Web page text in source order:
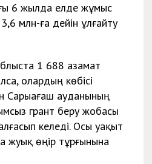
6 жылда елде жұмыс
млн-ға дейін ұлғайту
1 688 азамат
олардың көбісі
Сарыағаш ауданының
грант беру жобасы
келеді. Осы уақыт
жуық өңір тұрғынына